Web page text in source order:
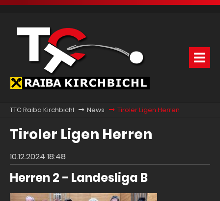
TTC Raiba Kirchbichl News Tiroler Ligen Herren
Tiroler Ligen Herren
10.12.2024 18:48
Herren 2 - Landesliga B